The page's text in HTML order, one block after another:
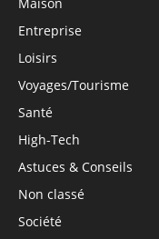
Entreprise
Loisirs
Voyages/Tourisme
Santé
High-Tech
Astuces & Conseils
Non classé
Société